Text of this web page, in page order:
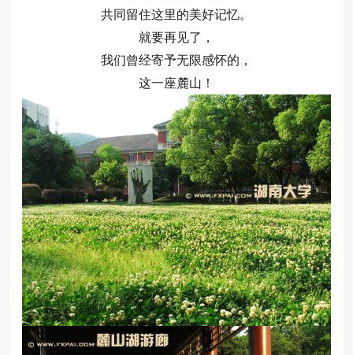
共同留住这里的美好记忆。
就要再见了，
我们曾经寄予无限感怀的，
这一座麓山！